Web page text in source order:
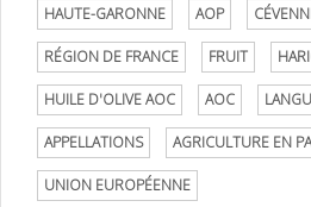
HAUTE-GARONNE AOP
RÉGION DE FRANCE FRUIT
HUILE D'OLIVE AOC AOC
APPELLATIONS AGRICULTURE EN
UNION EUROPÉENNE